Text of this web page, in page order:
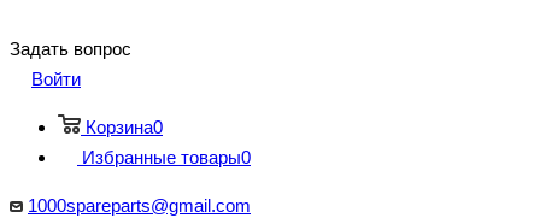
Задать вопрос
Войти
Корзина0
Избранные товары0
1000spareparts@gmail.com